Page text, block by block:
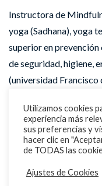
Instructora de
yoga (Sadhana), yoga
superior en
de seguridad, higiene,
(universidad
MEDITACIÓN
Utilizamos cookies
experiencia más
sus preferencias y
hacer clic en
de TODAS las
Ajustes de Cookies